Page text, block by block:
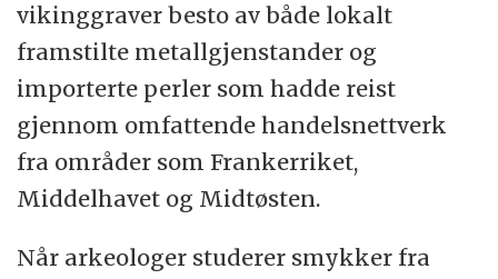
vikinggraver besto av både lokalt
framstilte metallgjenstander og
importerte perler som hadde reist
gjennom omfattende handelsnettverk
fra områder som Frankerriket,
Middelhavet og Midtøsten.
Når arkeologer studerer smykker fra